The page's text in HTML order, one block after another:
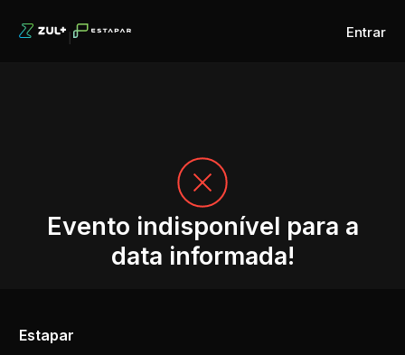
Entrar
Evento indisponível para a
data informada!
Estapar